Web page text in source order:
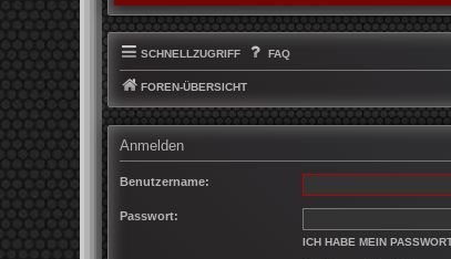
SCHNELLZUGRIFF FAQ
FOREN-ÜBERSICHT
Anmelden
Benutzername:
Passwort:
ICH HABE MEIN